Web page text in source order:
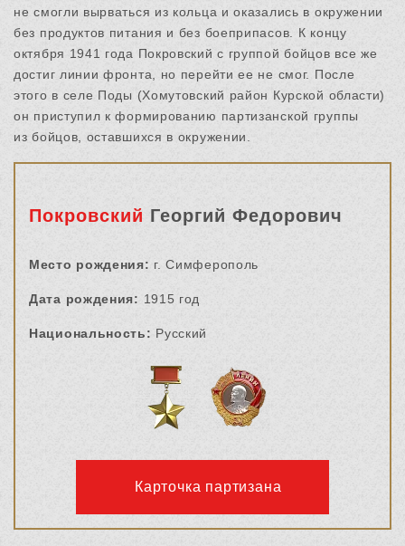
не смогли вырваться из кольца и оказались в окружении
без продуктов питания и без боеприпасов. К концу
октября 1941 года Покровский с группой бойцов все же
достиг линии фронта, но перейти ее не смог. После
этого в селе Поды (Хомутовский район Курской области)
он приступил к формированию партизанской группы
из бойцов, оставшихся в окружении.
Покровский Георгий Федорович
Место рождения: г. Симферополь
Дата рождения: 1915 год
Национальность: Русский
Карточка партизана